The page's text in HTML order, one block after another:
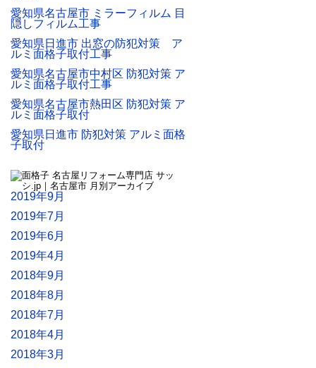
愛知県名古屋市 ミラーフィルム 目
隠しフィルム工事
愛知県日進市 出窓の防犯対策 ア
ルミ面格子取付工事
愛知県名古屋市中村区 防犯対策 ア
ルミ面格子取付工事
愛知県名古屋市熱田区 防犯対策 ア
ルミ面格子取付
愛知県日進市 防犯対策 アルミ面格
子取付
2019年9月
2019年7月
2019年6月
2019年4月
2018年9月
2018年8月
2018年7月
2018年4月
2018年3月